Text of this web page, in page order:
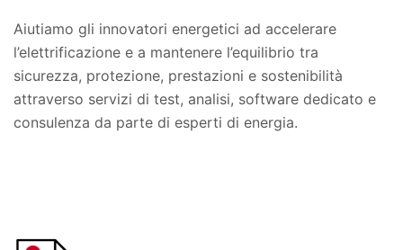
Aiutiamo gli innovatori energetici ad accelerare
l’elettrificazione e a mantenere l’equilibrio tra
sicurezza, protezione, prestazioni e sostenibilità
attraverso servizi di test, analisi, software dedicato e
consulenza da parte di esperti di energia.